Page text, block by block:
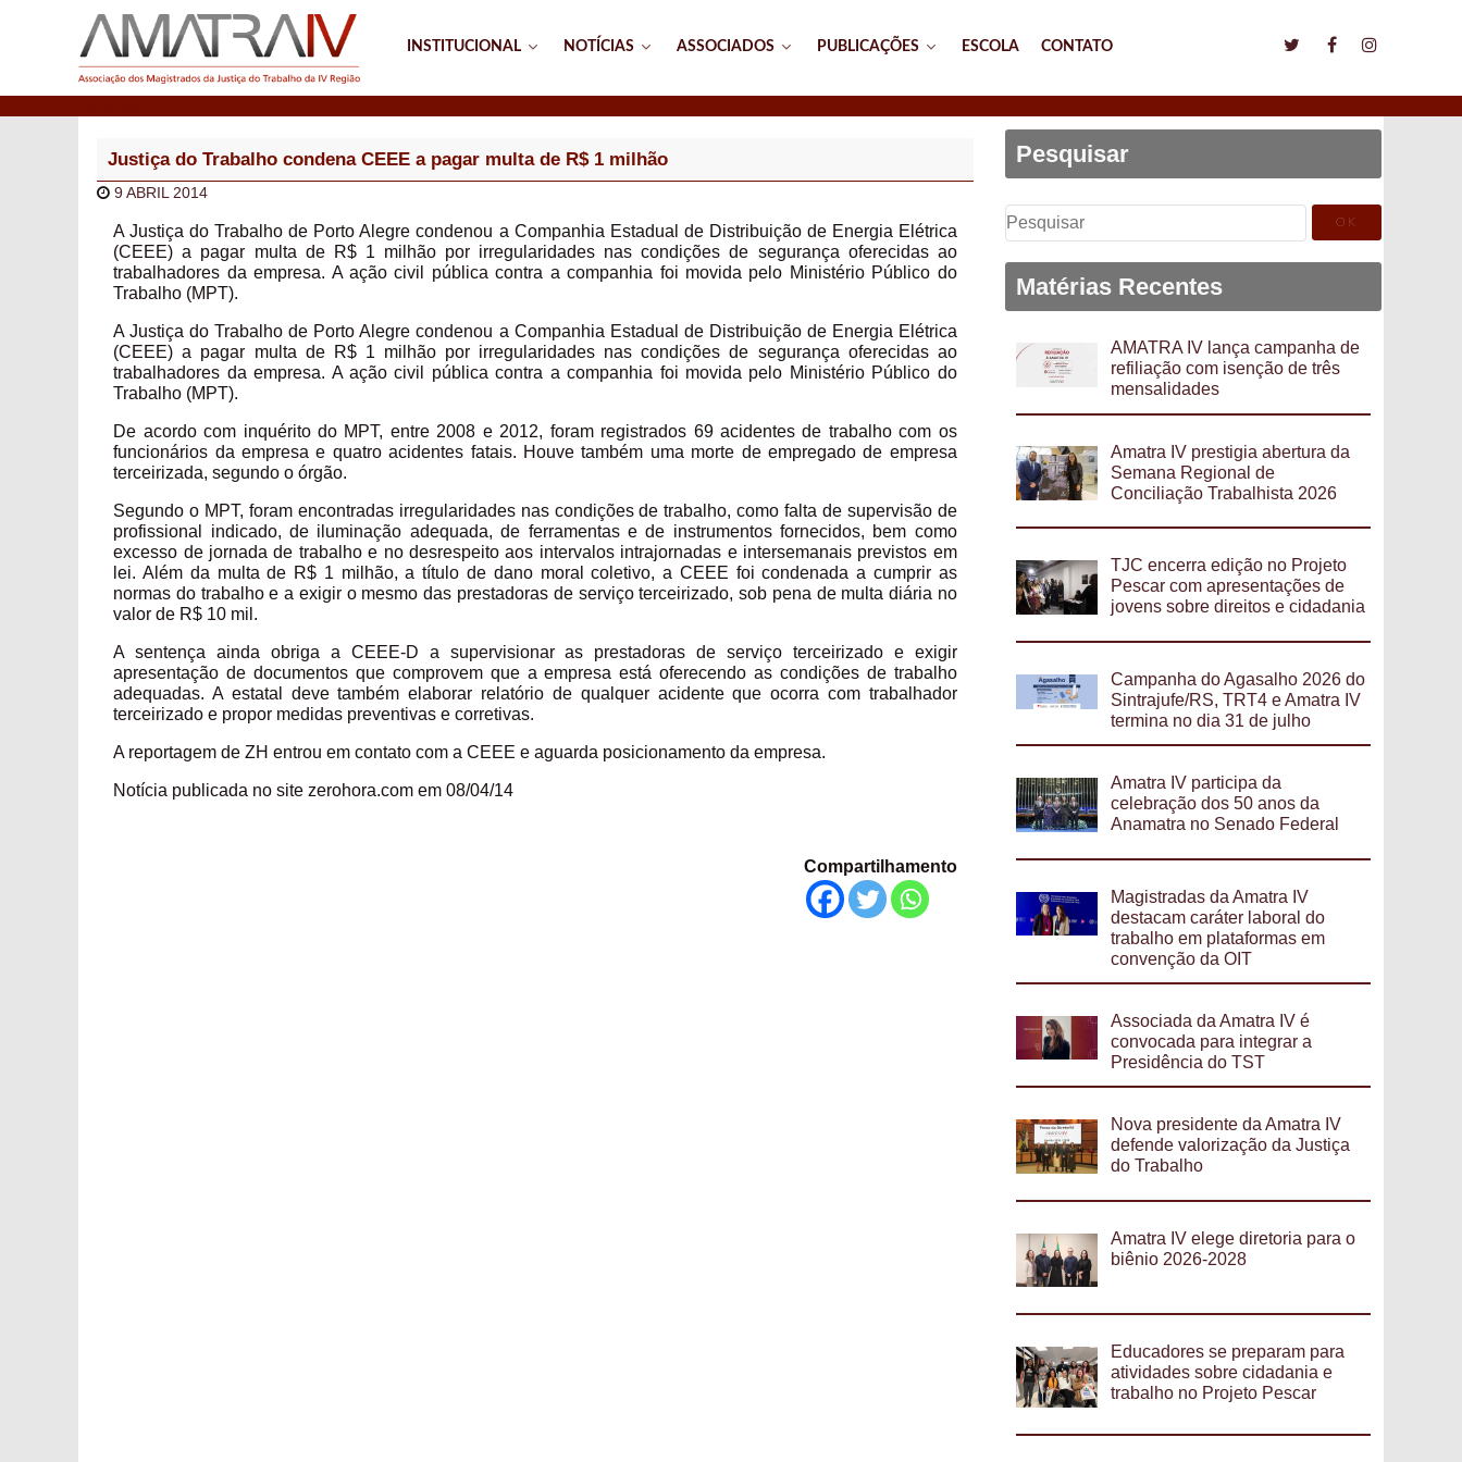
INSTITUCIONAL NOTÍCIAS ASSOCIADOS PUBLICAÇÕES ESCOLA CONTATO
Justiça do Trabalho condena CEEE a pagar multa de R$ 1 milhão
9 ABRIL 2014
A Justiça do Trabalho de Porto Alegre condenou a Companhia Estadual de Distribuição de Energia Elétrica
(CEEE) a pagar multa de R$ 1 milhão por irregularidades nas condições de segurança oferecidas ao
trabalhadores da empresa. A ação civil pública contra a companhia foi movida pelo Ministério Público do
Trabalho (MPT).
A Justiça do Trabalho de Porto Alegre condenou a Companhia Estadual de Distribuição de Energia Elétrica
(CEEE) a pagar multa de R$ 1 milhão por irregularidades nas condições de segurança oferecidas ao
trabalhadores da empresa. A ação civil pública contra a companhia foi movida pelo Ministério Público do
Trabalho (MPT).
De acordo com inquérito do MPT, entre 2008 e 2012, foram registrados 69 acidentes de trabalho com os
funcionários da empresa e quatro acidentes fatais. Houve também uma morte de empregado de empresa
terceirizada, segundo o órgão.
Segundo o MPT, foram encontradas irregularidades nas condições de trabalho, como falta de supervisão de
profissional indicado, de iluminação adequada, de ferramentas e de instrumentos fornecidos, bem como
excesso de jornada de trabalho e no desrespeito aos intervalos intrajornadas e intersemanais previstos em
lei. Além da multa de R$ 1 milhão, a título de dano moral coletivo, a CEEE foi condenada a cumprir as
normas do trabalho e a exigir o mesmo das prestadoras de serviço terceirizado, sob pena de multa diária no
valor de R$ 10 mil.
A sentença ainda obriga a CEEE-D a supervisionar as prestadoras de serviço terceirizado e exigir
apresentação de documentos que comprovem que a empresa está oferecendo as condições de trabalho
adequadas. A estatal deve também elaborar relatório de qualquer acidente que ocorra com trabalhador
terceirizado e propor medidas preventivas e corretivas.
A reportagem de ZH entrou em contato com a CEEE e aguarda posicionamento da empresa.
Notícia publicada no site zerohora.com em 08/04/14
Compartilhamento
Pesquisar
Pesquisar
por:
Matérias Recentes
AMATRA IV lança campanha de
refiliação com isenção de três
mensalidades
Amatra IV prestigia abertura da
Semana Regional de
Conciliação Trabalhista 2026
TJC encerra edição no Projeto
Pescar com apresentações de
jovens sobre direitos e cidadania
Campanha do Agasalho 2026 do
Sintrajufe/RS, TRT4 e Amatra IV
termina no dia 31 de julho
Amatra IV participa da
celebração dos 50 anos da
Anamatra no Senado Federal
Magistradas da Amatra IV
destacam caráter laboral do
trabalho em plataformas em
convenção da OIT
Associada da Amatra IV é
convocada para integrar a
Presidência do TST
Nova presidente da Amatra IV
defende valorização da Justiça
do Trabalho
Amatra IV elege diretoria para o
biênio 2026-2028
Educadores se preparam para
atividades sobre cidadania e
trabalho no Projeto Pescar